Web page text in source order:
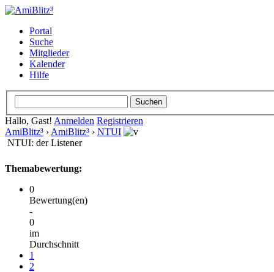
Portal
Suche
Mitglieder
Kalender
Hilfe
Hallo, Gast! Anmelden Registrieren
AmiBlitz³ › AmiBlitz³ › NTUI
NTUI: der Listener
Themabewertung:
0
Bewertung(en)
-
0
im
Durchschnitt
1
2